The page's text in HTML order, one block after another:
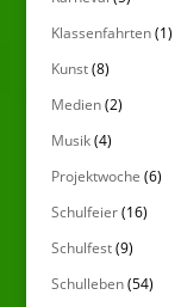
Klassenfahrten(1)
Kunst(8)
Medien(2)
Musik(4)
Projektwoche (6)
Schulfeier(16)
Schulfest(9)
Schulleben(54)